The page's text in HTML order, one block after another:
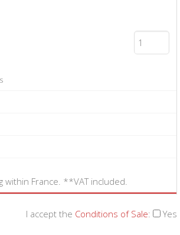
within France. **VAT included.
I accept the Conditions of Sale: Yes